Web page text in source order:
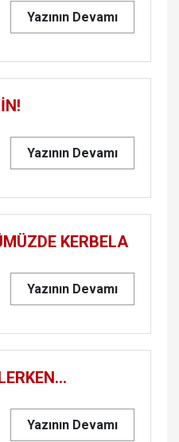
Yazının Devamı
Yazının Devamı
KERBELA
Yazının Devamı
Yazının Devamı